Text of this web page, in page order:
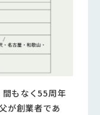
もなく55周年
が創業者であ